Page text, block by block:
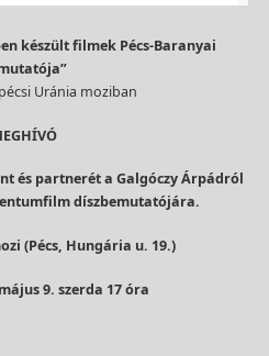
készült filmek Pécs-Baranyai
Uránia moziban
és partnerét a Galgóczy Árpádról
díszbemutatójára.
(Pécs, Hungária u. 19.)
9. szerda 17 óra